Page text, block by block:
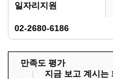
일자리지원
02-2680-6186
만족도 평가
지금 보고 계시는